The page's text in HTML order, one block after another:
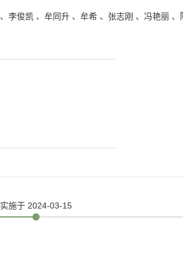
、 李俊凯 、 牟同升 、 牟希 、 张志刚 、 冯艳丽 、
实施于 2024-03-15